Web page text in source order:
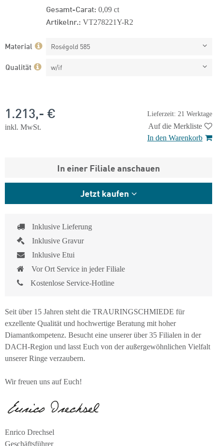
Gesamt-Carat: 0,09 ct
Artikelnr.: VT278221Y-R2
Material Roségold 585
Qualität w/if
Lieferzeit: 21 Werktage
1.213,- €
inkl. MwSt.
Auf die Merkliste
In den Warenkorb
In einer Filiale anschauen
Jetzt kaufen
Inklusive Lieferung
Inklusive Gravur
Inklusive Etui
Vor Ort Service in jeder Filiale
Kostenlose Service-Hotline
Seit über 15 Jahren steht die TRAURINGSCHMIEDE für
exzellente Qualität und hochwertige Beratung mit hoher
Diamantkompetenz. Besucht eine unserer über 35 Filialen in der
DACH-Region und lasst Euch von der außergewöhnlichen Vielfalt
unserer Ringe verzaubern.
Wir freuen uns auf Euch!
Enrico Drechsel
Geschäftsführer